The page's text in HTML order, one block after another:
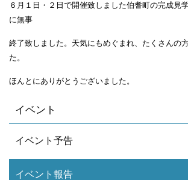
６月１日・２日で開催致しました伯耆町の完成見
に無事
終了致しました。天気にもめぐまれ、たくさんの
た。
ほんとにありがとうございました。
イベント
イベント予告
イベント報告